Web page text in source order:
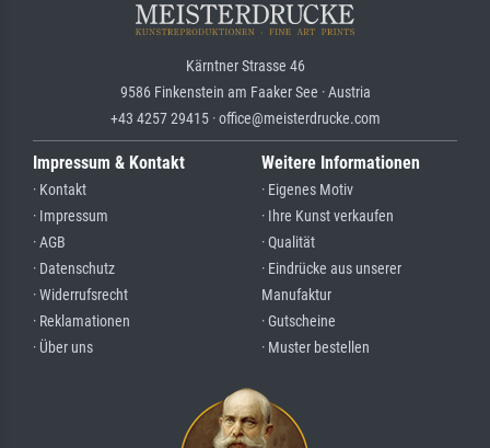
Kärntner Strasse 46
9586 Finkenstein am Faaker See · Austria
+43 4257 29415 · office@meisterdrucke.com
Impressum & Kontakt
· Kontakt
· Impressum
· AGB
· Datenschutz
· Widerrufsrecht
· Reklamationen
· Über uns
Weitere Informationen
· Eigenes Motiv
· Ihre Kunst verkaufen
· Qualität
· Eindrücke aus unserer
Manufaktur
· Gutscheine
· Muster bestellen